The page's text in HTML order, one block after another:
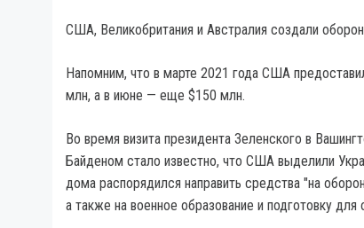
США, Великобритания и Австралия создали
Напомним, что в марте 2021 года США
млн, а в июне — еще $150 млн.
Во время визита президента Зеленского в
Байденом стало известно, что США выделили
дома распорядился направить средства "на
а также на военное образование и подготовку